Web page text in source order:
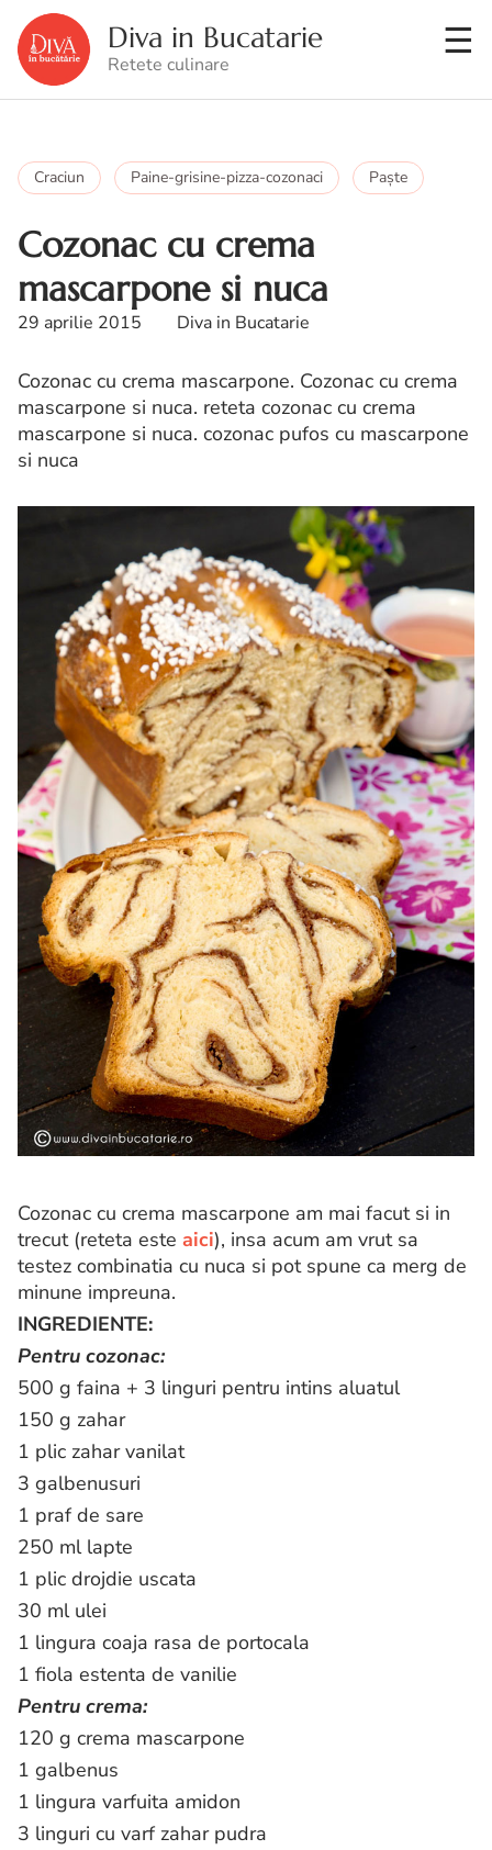
Diva in Bucatarie
Retete culinare
Craciun Paine-grisine-pizza-cozonaci Paşte
Cozonac cu crema
mascarpone si nuca
29 aprilie 2015 Diva in Bucatarie
Cozonac cu crema mascarpone. Cozonac cu crema
mascarpone si nuca. reteta cozonac cu crema
mascarpone si nuca. cozonac pufos cu mascarpone
si nuca
Cozonac cu crema mascarpone am mai facut si in
trecut (reteta este aici), insa acum am vrut sa
testez combinatia cu nuca si pot spune ca merg de
minune impreuna.
INGREDIENTE:
Pentru cozonac:
500 g faina + 3 linguri pentru intins aluatul
150 g zahar
1 plic zahar vanilat
3 galbenusuri
1 praf de sare
250 ml lapte
1 plic drojdie uscata
30 ml ulei
1 lingura coaja rasa de portocala
1 fiola estenta de vanilie
Pentru crema:
120 g crema mascarpone
1 galbenus
1 lingura varfuita amidon
3 linguri cu varf zahar pudra